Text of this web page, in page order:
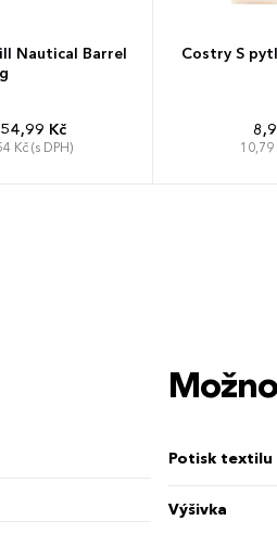
Nautical Barrel
Kč
Kč (s DPH)
Costry S
10,79
Potisk textilu
Výšivka